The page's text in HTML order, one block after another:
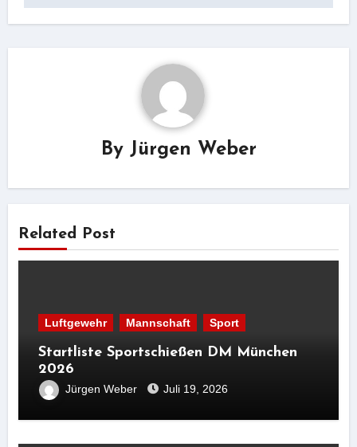
By Jürgen Weber
Related Post
Luftgewehr Mannschaft Sport
Startliste Sportschießen DM München
2026
Jürgen Weber Juli 19, 2026